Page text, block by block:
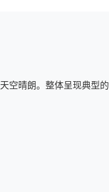
空晴朗。整体呈现典型的